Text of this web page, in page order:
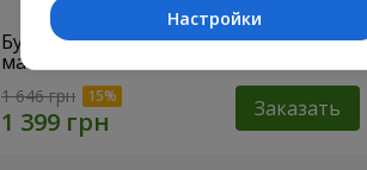
Букет "Грезы" с конфетами "Любимой
маме"
1 646 грн Заказать
Настройки